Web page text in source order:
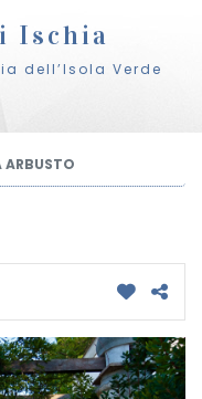
Ischia
dell’Isola Verde
ARBUSTO